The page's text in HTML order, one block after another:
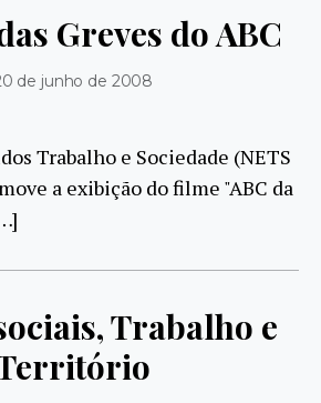
Greves do ABC
de junho de 2008
Trabalho e Sociedade (NETS
a exibição do filme "ABC da
Trabalho e